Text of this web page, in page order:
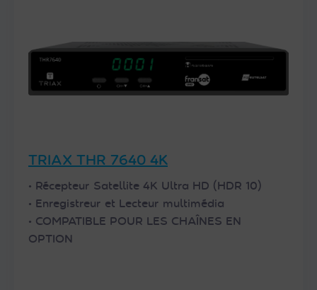
TRIAX THR 7640 4K
• Récepteur Satellite 4K Ultra HD (HDR 10)
• Enregistreur et Lecteur multimédia
• COMPATIBLE POUR LES CHAÎNES EN
OPTION